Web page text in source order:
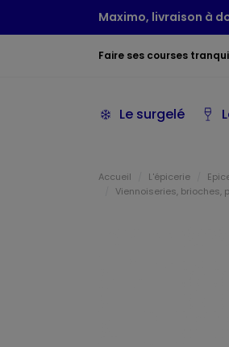
Maximo, livraison à
Faire ses courses
Le surgelé
Accueil L'épicerie
Viennoiseries, brioches,